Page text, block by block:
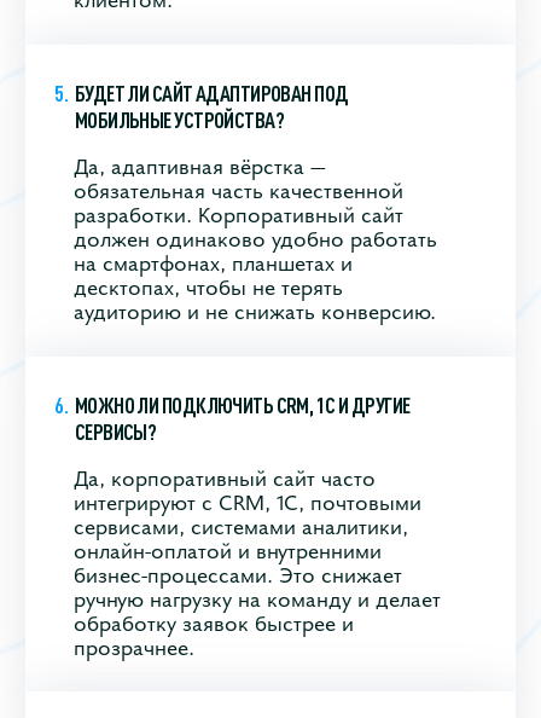
БУДЕТ ЛИ САЙТ АДАПТИРОВАН ПОД
МОБИЛЬНЫЕ УСТРОЙСТВА?
Да, адаптивная вёрстка —
обязательная часть качественной
разработки. Корпоративный сайт
должен одинаково удобно работать
на смартфонах, планшетах и
десктопах, чтобы не терять
аудиторию и не снижать конверсию.
МОЖНО ЛИ ПОДКЛЮЧИТЬ CRM, 1С И ДРУГИЕ
СЕРВИСЫ?
Да, корпоративный сайт часто
интегрируют с CRM, 1С, почтовыми
сервисами, системами аналитики,
онлайн-оплатой и внутренними
бизнес-процессами. Это снижает
ручную нагрузку на команду и делает
обработку заявок быстрее и
прозрачнее.